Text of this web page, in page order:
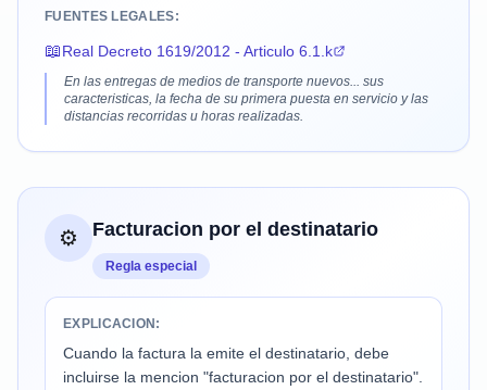
FUENTES LEGALES:
📖Real Decreto 1619/2012 - Articulo 6.1.k
En las entregas de medios de transporte nuevos... sus
caracteristicas, la fecha de su primera puesta en servicio y las
distancias recorridas u horas realizadas.
⚙️ Facturacion por el destinatario
Regla especial
EXPLICACION:
Cuando la factura la emite el destinatario, debe
incluirse la mencion "facturacion por el destinatario".